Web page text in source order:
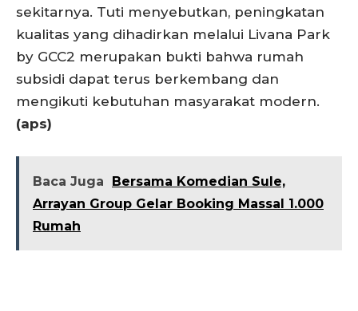
sekitarnya. Tuti menyebutkan, peningkatan
kualitas yang dihadirkan melalui Livana Park
by GCC2 merupakan bukti bahwa rumah
subsidi dapat terus berkembang dan
mengikuti kebutuhan masyarakat modern.
(aps)
Baca Juga
Bersama Komedian Sule,
Arrayan Group Gelar Booking Massal 1.000
Rumah